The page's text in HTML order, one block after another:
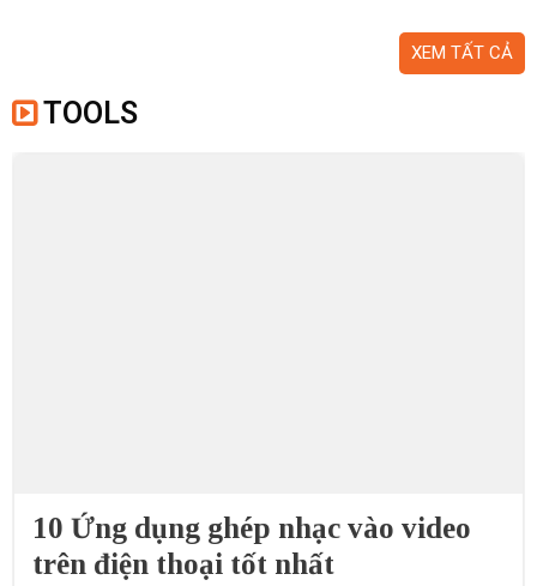
XEM TẤT CẢ
TOOLS
10 Ứng dụng ghép nhạc vào video
trên điện thoại tốt nhất